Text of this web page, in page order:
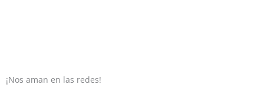
¡Nos aman en las redes!